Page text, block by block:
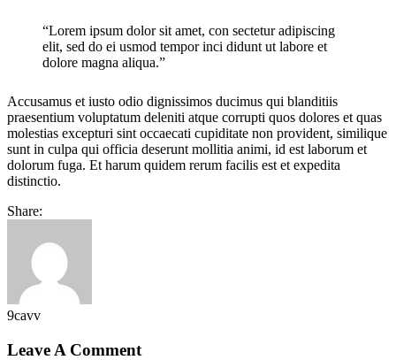
“Lorem ipsum dolor sit amet, con sectetur adipiscing
elit, sed do ei usmod tempor inci didunt ut labore et
dolore magna aliqua.”
Accusamus et iusto odio dignissimos ducimus qui blanditiis
praesentium voluptatum deleniti atque corrupti quos dolores et quas
molestias excepturi sint occaecati cupiditate non provident, similique
sunt in culpa qui officia deserunt mollitia animi, id est laborum et
dolorum fuga. Et harum quidem rerum facilis est et expedita
distinctio.
Share:
9cavv
Leave A Comment